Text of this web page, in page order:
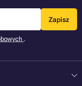
Zapisz
.